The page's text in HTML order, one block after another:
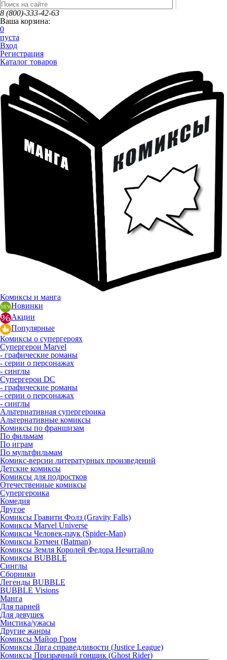
8 (800)-333-42-63
Ваша корзина:
0
пуста
Вход
Регистрация
Каталог товаров
Комиксы и манга
Новинки
Акции
Популярные
Комиксы о супергероях
Супергерои Marvel
- графические романы
- серии о персонажах
- синглы
Супергерои DC
- графические романы
- серии о персонажах
- синглы
Альтернативная супергероика
Альтернативные комиксы
Комиксы по франшизам
По фильмам
По играм
По мультфильмам
Комикс-версии литературных произведений
Детские комиксы
Комиксы для подростков
Отечественные комиксы
Супергероика
Комедия
Другое
Комиксы Гравити Фолз (Gravity Falls)
Комиксы Marvel Universe
Комиксы Человек-паук (Spider-Man)
Комиксы Бэтмен (Batman)
Комиксы Земля Королей Федора Нечитайло
Комиксы BUBBLE
Синглы
Сборники
Легенды BUBBLE
BUBBLE Visions
Манга
Для парней
Для девушек
Мистика/ужасы
Другие жанры
Комиксы Майор Гром
Комиксы Лига справедливости (Justice League)
Комиксы Призрачный гонщик (Ghost Rider)